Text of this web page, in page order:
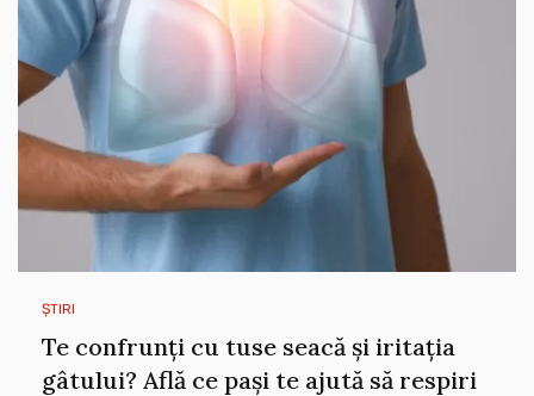
ȘTIRI
Te confrunți cu tuse seacă și iritația
gâtului? Află ce pași te ajută să respiri